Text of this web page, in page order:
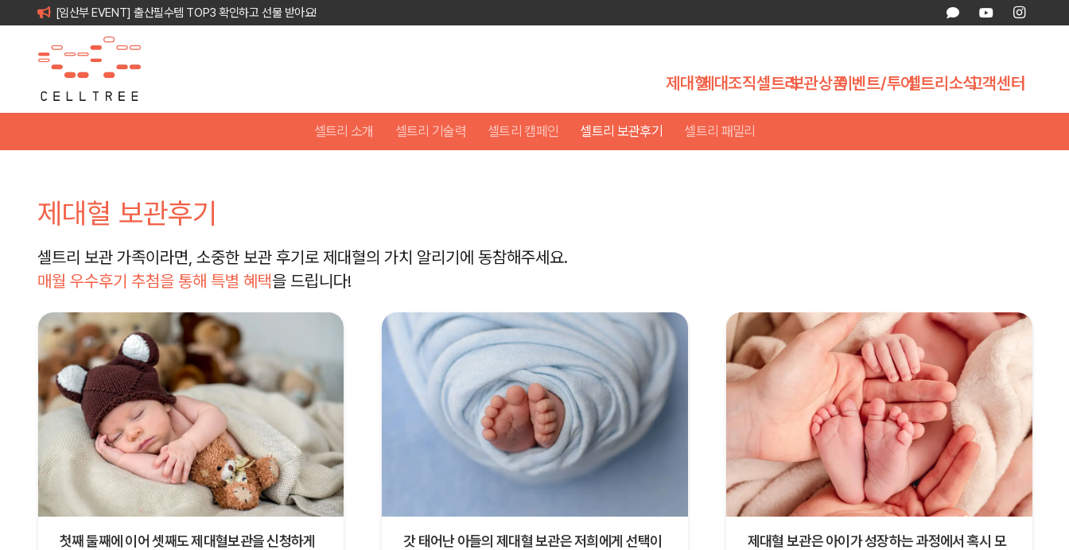
[임산부 EVENT] 출산필수템 TOP3 확인하고 선물 받아요!
제대혈제대조직셀트리보관상품이벤트/투어셀트리소식고객센터
셀트리 소개 셀트리 기술력 셀트리 캠페인 셀트리 보관후기 셀트리 패밀리
제대혈 보관후기
셀트리 보관 가족이라면, 소중한 보관 후기로 제대혈의 가치 알리기에 동참해주세요.
매월 우수후기 추첨을 통해 특별 혜택을 드립니다!
첫째 둘째에 이어 셋째도 제대혈보관을 신청하게
갓 태어난 아들의 제대혈 보관은 저희에게 선택이
제대혈 보관은 아이가 성장하는 과정에서 혹시 모